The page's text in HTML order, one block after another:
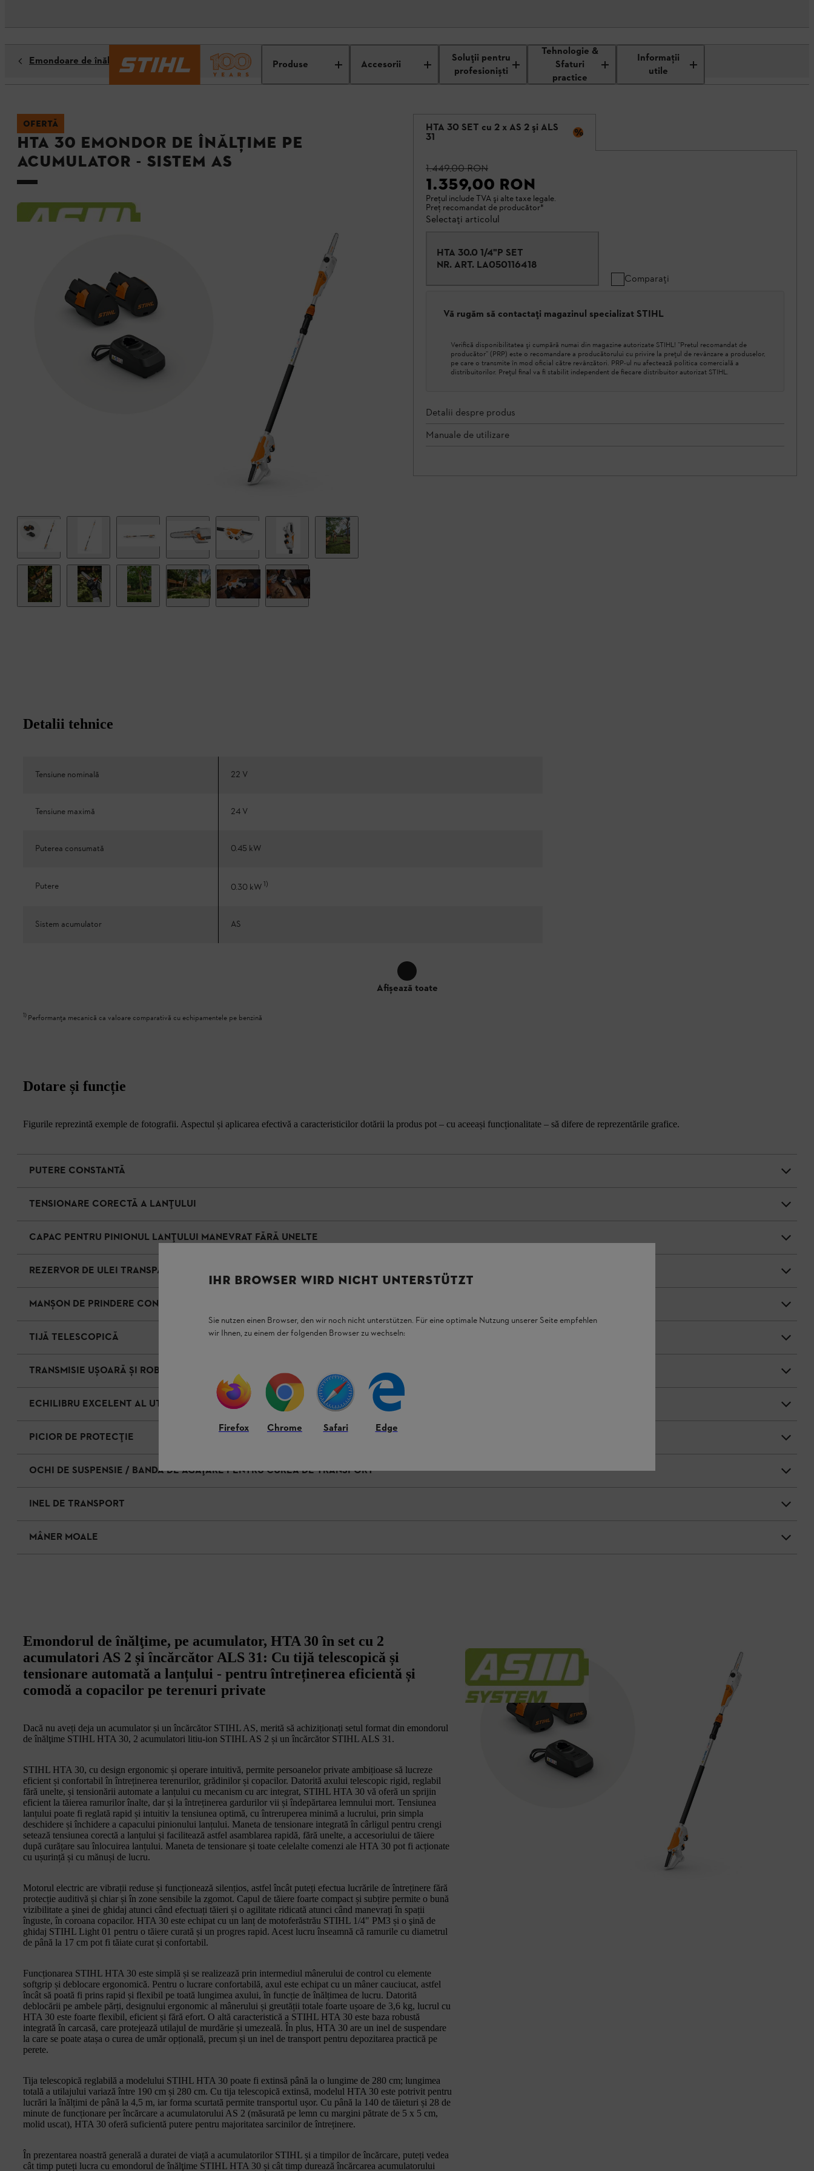
Produse Accesorii
Soluții pentru
profesioniști
Tehnologie &
Sfaturi
practice
Informaţii
utile
Emondoare de înălţime
OFERTĂ
HTA 30 Emondor de înălţime pe
acumulator - Sistem AS
HTA 30 SET cu 2 x AS 2 şi ALS
31 %
1.449,00 RON
1.359,00 RON
Preţul include TVA şi alte taxe legale.
Preţ recomandat de producător*
Selectați articolul
HTA 30.0 1/4"P SET
NR. ART. LA050116418
Comparați
Vă rugăm să contactați magazinul specializat STIHL
Verifică disponibilitatea şi cumpără numai din magazine autorizate STIHL! ”Pretul recomandat de
producător” (PRP) este o recomandare a producătorului cu privire la prețul de revânzare a produselor,
pe care o transmite în mod oficial către revânzători. PRP-ul nu afectează politica comercială a
distribuitorilor. Prețul final va fi stabilit independent de fiecare distribuitor autorizat STIHL.
Detalii despre produs
Manuale de utilizare
Detalii tehnice
Tensiune nominală 22 V
Tensiune maximă 24 V
Puterea consumată 0.45 kW
Putere 0.30 kW1)
Sistem acumulator AS
Afișează toate
1) Performanța mecanică ca valoare comparativă cu echipamentele pe benzină
Dotare și funcție
Figurile reprezintă exemple de fotografii. Aspectul și aplicarea efectivă a caracteristicilor dotării la produs pot – cu aceeași funcționalitate – să difere de reprezentările grafice.
PUTERE CONSTANTĂ
TENSIONARE CORECTĂ A LANȚULUI
CAPAC PENTRU PINIONUL LANȚULUI MANEVRAT FĂRĂ UNELTE
REZERVOR DE ULEI TRANSPARENT.
MANȘON DE PRINDERE CONFORTABILĂ
TIJĂ TELESCOPICĂ
TRANSMISIE UȘOARĂ ȘI ROBUSTĂ DIN MAGNEZIU
ECHILIBRU EXCELENT AL UTILAJULUI
PICIOR DE PROTECȚIE
OCHI DE SUSPENSIE / BANDĂ DE AGĂȚARE PENTRU CUREA DE TRANSPORT
INEL DE TRANSPORT
MÂNER MOALE
Emondorul de înălţime, pe acumulator, HTA 30 în set cu 2
acumulatori AS 2 și încărcător ALS 31: Cu tijă telescopică și
tensionare automată a lanțului - pentru întreținerea eficientă și
comodă a copacilor pe terenuri private
Dacă nu aveți deja un acumulator și un încărcător STIHL AS, merită să achiziționați setul format din emondorul
de înălţime STIHL HTA 30, 2 acumulatori litiu-ion STIHL AS 2 și un încărcător STIHL ALS 31.
STIHL HTA 30, cu design ergonomic și operare intuitivă, permite persoanelor private ambițioase să lucreze
eficient și confortabil în întreținerea terenurilor, grădinilor și copacilor. Datorită axului telescopic rigid, reglabil
fără unelte, și tensionării automate a lanțului cu mecanism cu arc integrat, STIHL HTA 30 vă oferă un sprijin
eficient la tăierea ramurilor înalte, dar și la întreținerea gardurilor vii și îndepărtarea lemnului mort. Tensiunea
lanțului poate fi reglată rapid și intuitiv la tensiunea optimă, cu întreruperea minimă a lucrului, prin simpla
deschidere și închidere a capacului pinionului lanțului. Maneta de tensionare integrată în cârligul pentru crengi
setează tensiunea corectă a lanțului și facilitează astfel asamblarea rapidă, fără unelte, a accesoriului de tăiere
după curățare sau înlocuirea lanțului. Maneta de tensionare și toate celelalte comenzi ale HTA 30 pot fi acționate
cu ușurință și cu mănuși de lucru.
Motorul electric are vibrații reduse și funcționează silențios, astfel încât puteți efectua lucrările de întreținere fără
protecție auditivă și chiar și în zone sensibile la zgomot. Capul de tăiere foarte compact și subțire permite o bună
vizibilitate a şinei de ghidaj atunci când efectuați tăieri și o agilitate ridicată atunci când manevrați în spații
înguste, în coroana copacilor. HTA 30 este echipat cu un lanț de motoferăstrău STIHL 1/4" PM3 și o şină de
ghidaj STIHL Light 01 pentru o tăiere curată și un progres rapid. Acest lucru înseamnă că ramurile cu diametrul
de până la 17 cm pot fi tăiate curat și confortabil.
Funcționarea STIHL HTA 30 este simplă și se realizează prin intermediul mânerului de control cu elemente
softgrip și deblocare ergonomică. Pentru o lucrare confortabilă, axul este echipat cu un mâner cauciucat, astfel
încât să poată fi prins rapid și flexibil pe toată lungimea axului, în funcție de înălțimea de lucru. Datorită
deblocării pe ambele părți, designului ergonomic al mânerului și greutății totale foarte ușoare de 3,6 kg, lucrul cu
HTA 30 este foarte flexibil, eficient și fără efort. O altă caracteristică a STIHL HTA 30 este baza robustă
integrată în carcasă, care protejează utilajul de murdărie și umezeală. În plus, HTA 30 are un inel de suspendare
la care se poate atașa o curea de umăr opțională, precum și un inel de transport pentru depozitarea practică pe
perete.
Tija telescopică reglabilă a modelului STIHL HTA 30 poate fi extinsă până la o lungime de 280 cm; lungimea
totală a utilajului variază între 190 cm și 280 cm. Cu tija telescopică extinsă, modelul HTA 30 este potrivit pentru
lucrări la înălțimi de până la 4,5 m, iar forma scurtată permite transportul ușor. Cu până la 140 de tăieturi și 28 de
minute de funcționare per încărcare a acumulatorului AS 2 (măsurată pe lemn cu margini pătrate de 5 x 5 cm,
molid uscat), HTA 30 oferă suficientă putere pentru majoritatea sarcinilor de întreținere.
În prezentarea noastră generală a duratei de viață a acumulatorilor STIHL și a timpilor de încărcare, puteți vedea
cât timp puteți lucra cu emondorul de înălţime STIHL HTA 30 și cât timp durează încărcarea acumulatorului
IHR BROWSER WIRD NICHT UNTERSTÜTZT
Sie nutzen einen Browser, den wir noch nicht unterstützen. Für eine optimale Nutzung unserer Seite empfehlen
wir Ihnen, zu einem der folgenden Browser zu wechseln:
Firefox Chrome Safari Edge